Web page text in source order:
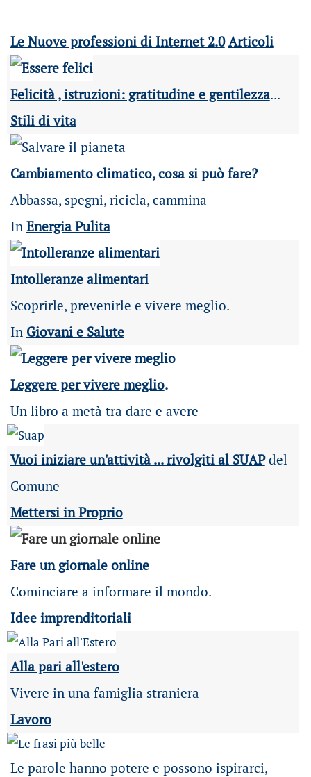
Le Nuove professioni di Internet 2.0 Articoli
Felicità , istruzioni: gratitudine e gentilezza...
Stili di vita
Cambiamento climatico, cosa si può fare?
Abbassa, spegni, ricicla, cammina
In Energia Pulita
Intolleranze alimentari
Scoprirle, prevenirle e vivere meglio.
In Giovani e Salute
Leggere per vivere meglio.
Un libro a metà tra dare e avere
Vuoi iniziare un'attività ... rivolgiti al SUAPdel
Comune
Mettersi in Proprio
Fare un giornale online
Cominciare a informare il mondo.
Idee imprenditoriali
Alla pari all'estero
Vivere in una famiglia straniera
Lavoro
Le parole hanno potere e possono ispirarci,